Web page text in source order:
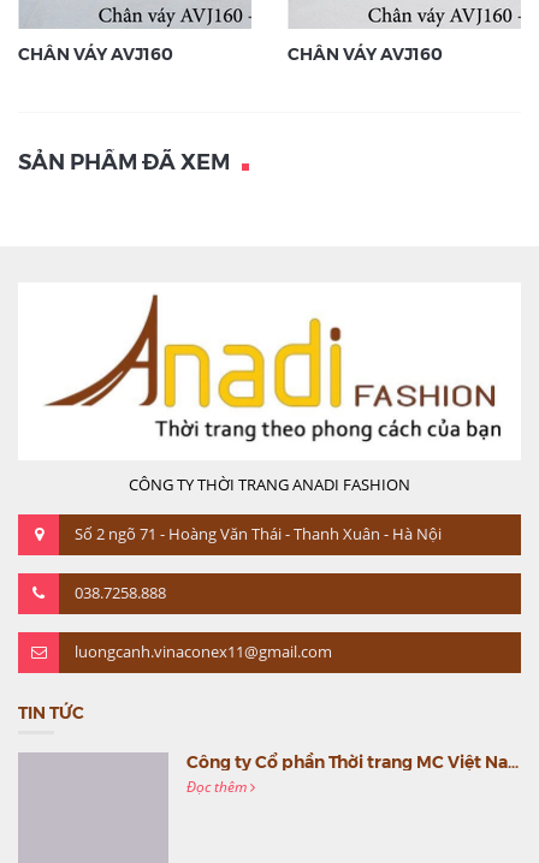
CHÂN VÁY AVJ160 CHÂN VÁY AVJ160
SẢN PHẨM ĐÃ XEM
CÔNG TY THỜI TRANG ANADI FASHION
Số 2 ngõ 71 - Hoàng Văn Thái - Thanh Xuân - Hà Nội
038.7258.888
luongcanh.vinaconex11@gmail.com
TIN TỨC
Công ty Cổ phần Thời trang MC Việt Nam (MC Fashion) tổ chức Gala mừng sinh nhật lần thứ 9
Đọc thêm